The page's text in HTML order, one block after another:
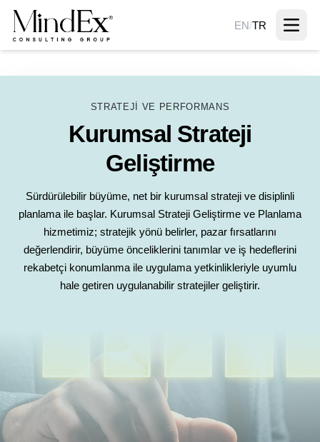
EN/TR
STRATEJI VE PERFORMANS
Kurumsal Strateji
Geliştirme
Sürdürülebilir büyüme, net bir kurumsal strateji ve disiplinli
planlama ile başlar. Kurumsal Strateji Geliştirme ve Planlama
hizmetimiz; stratejik yönü belirler, pazar fırsatlarını
değerlendirir, büyüme önceliklerini tanımlar ve iş hedeflerini
rekabetçi konumlanma ile uygulama yetkinlikleriyle uyumlu
hale getiren uygulanabilir stratejiler geliştirir.